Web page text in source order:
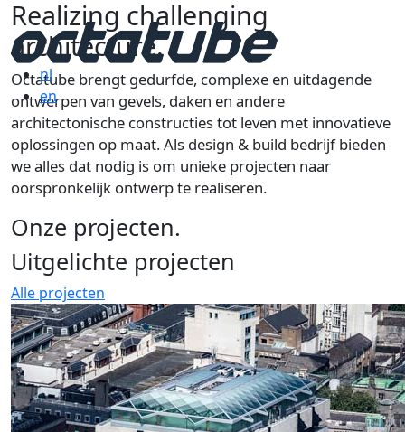
nl
en
Realizing challenging
architecture.
Octatube brengt gedurfde, complexe en uitdagende
ontwerpen van gevels, daken en andere
architectonische constructies tot leven met innovatieve
oplossingen op maat. Als design & build bedrijf bieden
we alles dat nodig is om unieke projecten naar
oorspronkelijk ontwerp te realiseren.
Onze projecten.
Uitgelichte projecten
Alle projecten